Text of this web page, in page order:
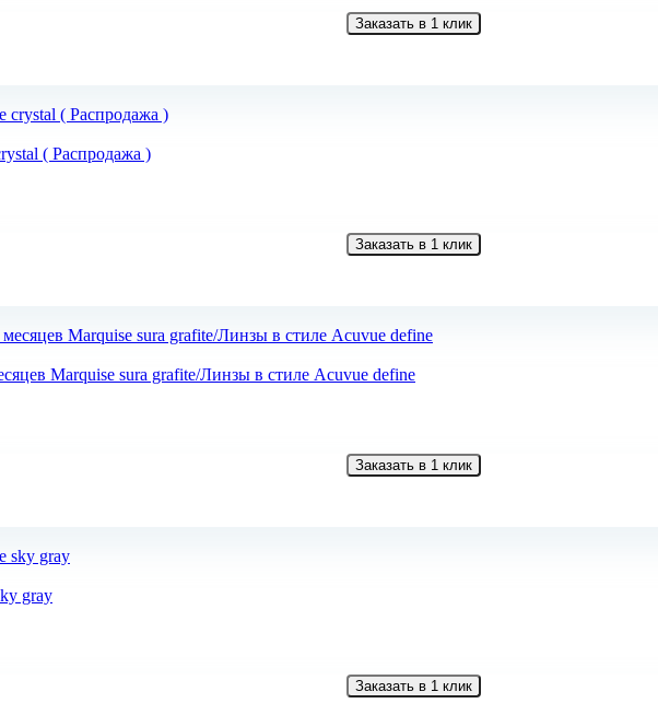
Заказать в 1 клик
( Распродажа )
Заказать в 1 клик
Marquise sura grafite/Линзы в стиле Acuvue define
Заказать в 1 клик
gray
Заказать в 1 клик